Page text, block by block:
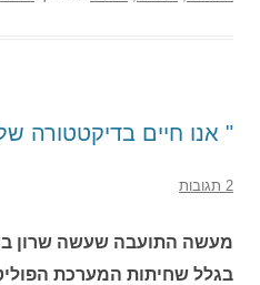
" אנו חיים בדיקטטורה
2 תגובות
מעשה התועבה שעשה שרון
בגלל שחיתות המערכת